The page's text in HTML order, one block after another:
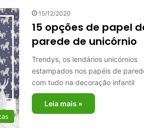
15/12/2020
15 opções de papel
parede de unicórnio
Trendys, os lendários unicórnios
estampados nos papéis de
com tudo na decoração infantil
Leia mais »